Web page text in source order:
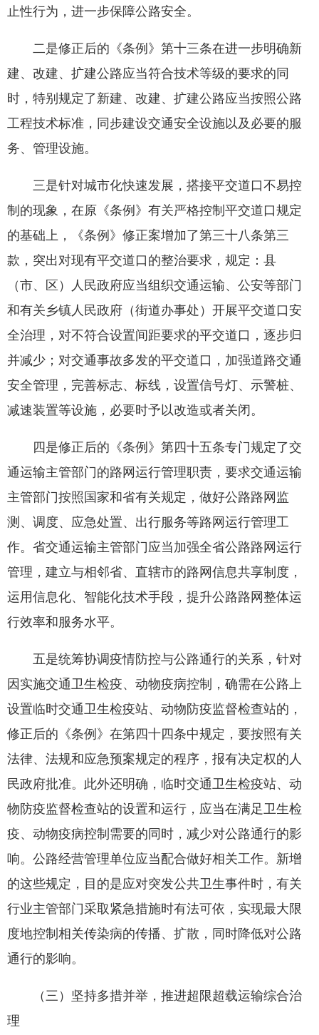
止性行为，进一步保障公路安全。
二是修正后的《条例》第十三条在进一步明确新
建、改建、扩建公路应当符合技术等级的要求的同
时，特别规定了新建、改建、扩建公路应当按照公路
工程技术标准，同步建设交通安全设施以及必要的服
务、管理设施。
三是针对城市化快速发展，搭接平交道口不易控
制的现象，在原《条例》有关严格控制平交道口规定
的基础上，《条例》修正案增加了第三十八条第三
款，突出对现有平交道口的整治要求，规定：县
（市、区）人民政府应当组织交通运输、公安等部门
和有关乡镇人民政府（街道办事处）开展平交道口安
全治理，对不符合设置间距要求的平交道口，逐步归
并减少；对交通事故多发的平交道口，加强道路交通
安全管理，完善标志、标线，设置信号灯、示警桩、
减速装置等设施，必要时予以改造或者关闭。
四是修正后的《条例》第四十五条专门规定了交
通运输主管部门的路网运行管理职责，要求交通运输
主管部门按照国家和省有关规定，做好公路路网监
测、调度、应急处置、出行服务等路网运行管理工
作。省交通运输主管部门应当加强全省公路路网运行
管理，建立与相邻省、直辖市的路网信息共享制度，
运用信息化、智能化技术手段，提升公路路网整体运
行效率和服务水平。
五是统筹协调疫情防控与公路通行的关系，针对
因实施交通卫生检疫、动物疫病控制，确需在公路上
设置临时交通卫生检疫站、动物防疫监督检查站的，
修正后的《条例》在第四十四条中规定，要按照有关
法律、法规和应急预案规定的程序，报有决定权的人
民政府批准。此外还明确，临时交通卫生检疫站、动
物防疫监督检查站的设置和运行，应当在满足卫生检
疫、动物疫病控制需要的同时，减少对公路通行的影
响。公路经营管理单位应当配合做好相关工作。新增
的这些规定，目的是应对突发公共卫生事件时，有关
行业主管部门采取紧急措施时有法可依，实现最大限
度地控制相关传染病的传播、扩散，同时降低对公路
通行的影响。
（三）坚持多措并举，推进超限超载运输综合治
理